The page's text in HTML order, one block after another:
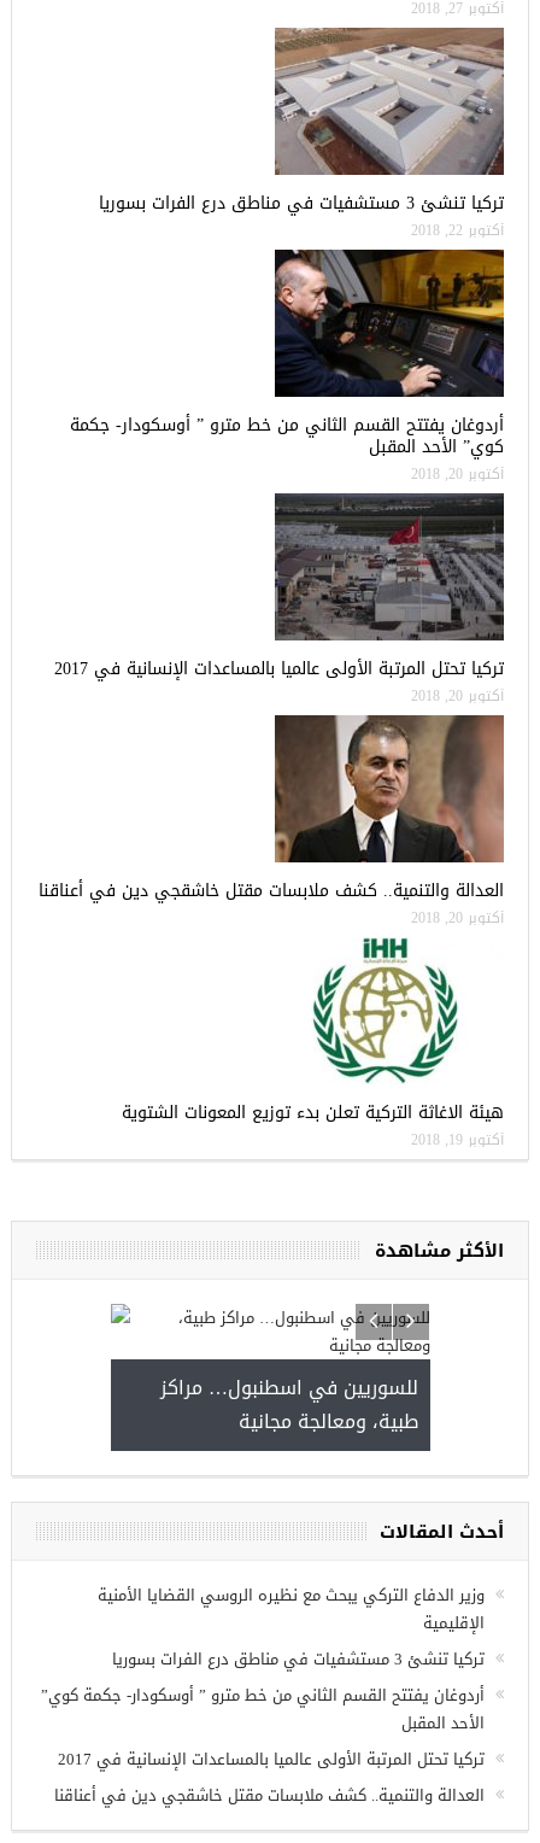
أكتوبر 27, 2018
تركيا تنشئ 3 مستشفيات في مناطق درع الفرات بسوريا
أكتوبر 22, 2018
أردوغان يفتتح القسم الثاني من خط مترو ” أوسكودار- جكمة
كوي” الأحد المقبل
أكتوبر 20, 2018
تركيا تحتل المرتبة الأولى عالميا بالمساعدات الإنسانية في 2017
أكتوبر 20, 2018
العدالة والتنمية.. كشف ملابسات مقتل خاشقجي دين في أعناقنا
أكتوبر 20, 2018
هيئة الاغاثة التركية تعلن بدء توزيع المعونات الشتوية
أكتوبر 19, 2018
الأكثر مشاهدة
مجموعة فرص عمل للسوريين في
أحدث المقالات
وزير الدفاع التركي يبحث مع نظيره الروسي القضايا الأمنية
الإقليمية
تركيا تنشئ 3 مستشفيات في مناطق درع الفرات بسوريا
أردوغان يفتتح القسم الثاني من خط مترو ” أوسكودار- جكمة كوي”